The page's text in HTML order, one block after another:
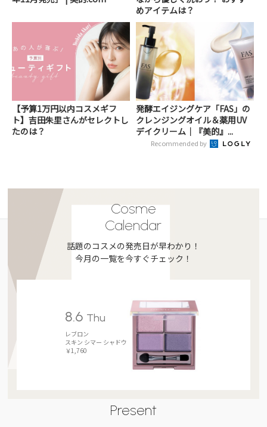
めアイテムは？
【予算1万円以内コスメギフ
ト】吉田朱里さんがセレクトし
たのは？
発酵エイジングケア「FAS」の
クレンジングオイル＆薬用UV
デイクリーム｜『美的』...
Recommended by
Cosme
Calendar
話題のコスメの発売日が早わかり！
今月の一覧を今すぐチェック！
8.6 Thu
レブロン
スキン シマー シャドウ
￥1,760
Present